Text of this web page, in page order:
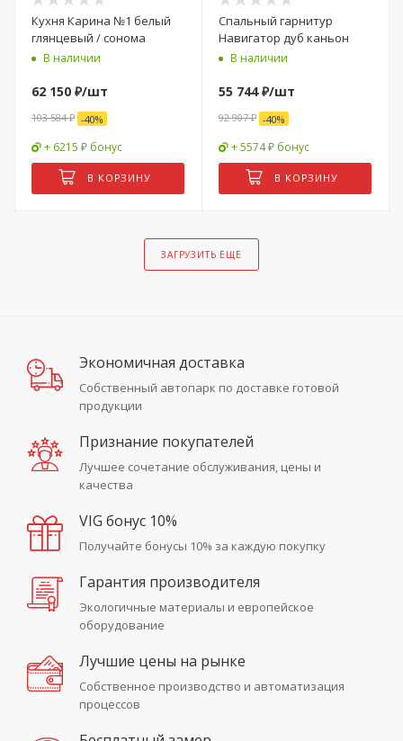
Кухня Карина №1 белый
глянцевый / сонома
В наличии
62 150 ₽/шт
103 584₽ -40%
+ 6215 ₽ бонус
В КОРЗИНУ
Спальный гарнитур
Навигатор дуб каньон
В наличии
55 744₽/шт
92 907₽ -40%
+ 5574 ₽ бонус
В КОРЗИНУ
ЗАГРУЗИТЬ ЕЩЕ
Экономичная доставка
Cобственный автопарк по доставке готовой
продукции
Признание покупателей
Лучшее сочетание обслуживания, цены и
качества
VIG бонус 10%
Получайте бонусы 10% за каждую покупку
Гарантия производителя
Экологичные материалы и европейское
оборудование
Лучшие цены на рынке
Собственное производство и автоматизация
процессов